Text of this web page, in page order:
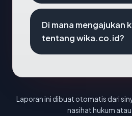
Di mana mengajukan
tentang wika.co.id?
Laporan ini dibuat otomatis dari
nasihat hukum atau